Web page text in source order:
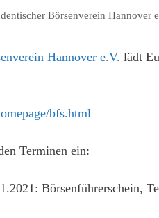
Börsenverein Hannover
Hannover e.V. lädt
bfs.html
Terminen ein:
Börsenführerschein,